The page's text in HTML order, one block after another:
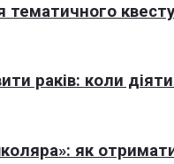
тематичного квесту
раків: коли
як